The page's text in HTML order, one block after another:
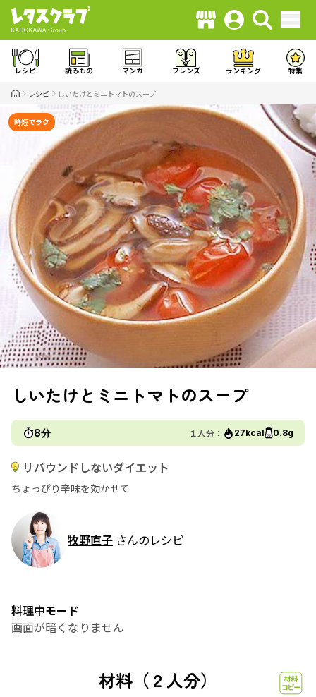
レシピ 読みもの マンガ フレンズ ランキング 特集
レシピ しいたけとミニトマトのスープ
時短でラク
しいたけとミニトマトのスープ
8分 １人分： 27kcal 0.8g
リバウンドしないダイエット
ちょっぴり辛味を効かせて
牧野直子 さんのレシピ
料理中モード
画面が暗くなりません
材料（２人分）